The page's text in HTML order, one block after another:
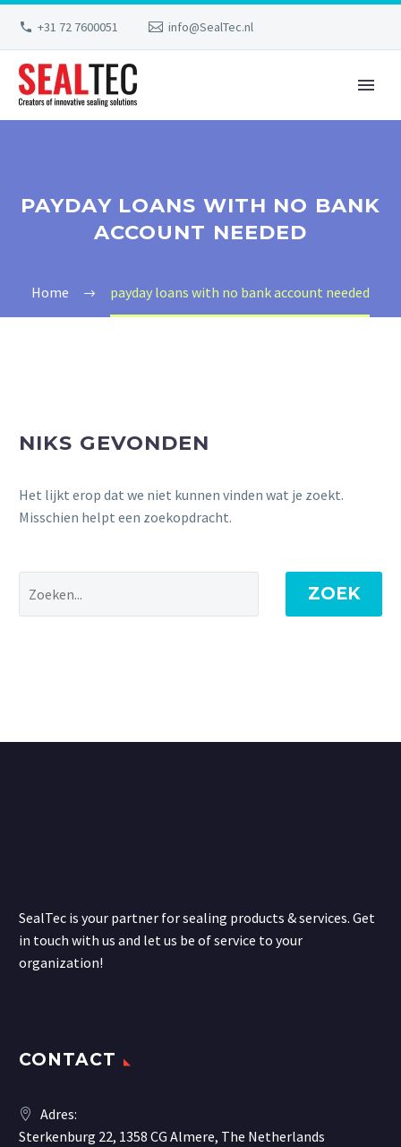
+31 72 7600051 info@SealTec.nl
PAYDAY LOANS WITH NO BANK
ACCOUNT NEEDED
Home payday loans with no bank account needed
NIKS GEVONDEN
Het lijkt erop dat we niet kunnen vinden wat je zoekt.
Misschien helpt een zoekopdracht.
ZOEK
SealTec is your partner for sealing products & services. Get
in touch with us and let us be of service to your
organization!
CONTACT
Adres:
Sterkenburg 22, 1358 CG Almere, The Netherlands